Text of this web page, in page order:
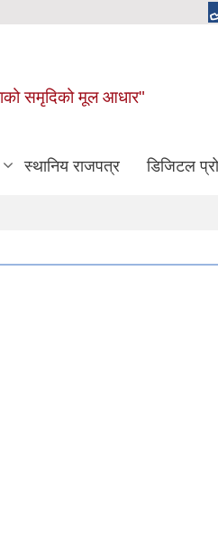
समृदिको मूल आधार"
स्थानिय राजपत्र डिजिटल